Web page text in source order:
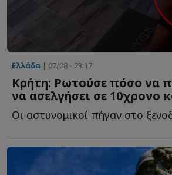
Ελλάδα | 07/08 - 23:17
Κρήτη: Ρωτούσε πόσο να
να ασελγήσει σε 10χρονο